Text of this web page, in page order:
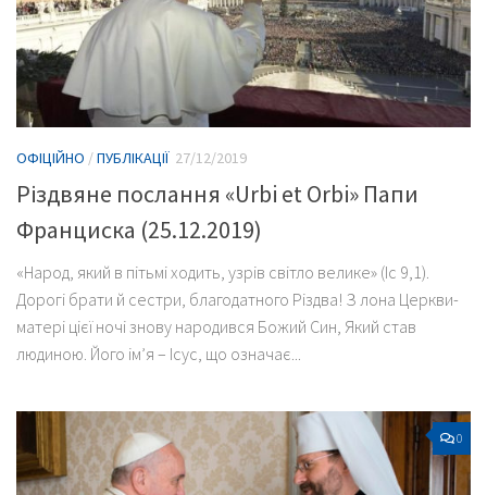
ОФІЦІЙНО /ПУБЛІКАЦІЇ 27/12/2019
Різдвяне послання «Urbi et Orbi» Папи
Франциска (25.12.2019)
«Народ, який в пітьмі ходить, узрів світло велике» (Іс 9,1).
Дорогі брати й сестри, благодатного Різдва! З лона Церкви-
матері цієї ночі знову народився Божий Син, Який став
людиною. Його ім’я – Ісус, що означає...
0